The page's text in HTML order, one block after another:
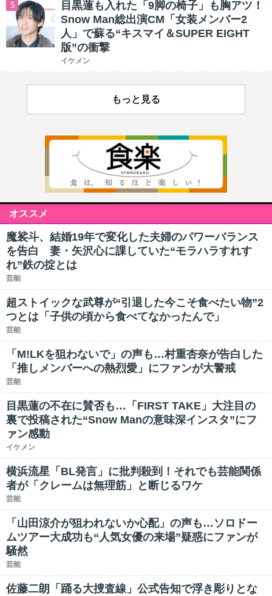
5
目黒蓮も入れた「9脚の椅子」も胸アツ！
Snow Man総出演CM「女装メンバー2
人」で蘇る“キスマイ＆SUPER EIGHT
版”の衝撃
イケメン
もっと見る
オススメ
魔裟斗、結婚19年で変化した夫婦のパワーバランス
を告白 妻・矢沢心に課していた“モラハラすれす
れ”鉄の掟とは
芸能
超ストイックな武尊が“引退した今こそ食べたい物”2
つとは「子供の頃から食べてなかったんで」
芸能
「M!LKを狙わないで」の声も…村重杏奈が告白した
「推しメンバーへの熱烈愛」にファンが大警戒
芸能
目黒蓮の不在に賛否も…「FIRST TAKE」大注目の
裏で投稿された“Snow Manの意味深インスタ”にフ
ァン感動
イケメン
横浜流星「BL発言」に批判殺到！それでも芸能関係
者が「クレームは無理筋」と断じるワケ
芸能
「山田涼介が狙われないか心配」の声も…ソロドー
ムツアー大成功も“人気女優の来場”疑惑にファンが
騒然
芸能
佐藤二朗「踊る大捜査線」公式告知で浮き彫りとな